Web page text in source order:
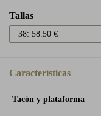
Tallas
Características
Tacón y plataforma